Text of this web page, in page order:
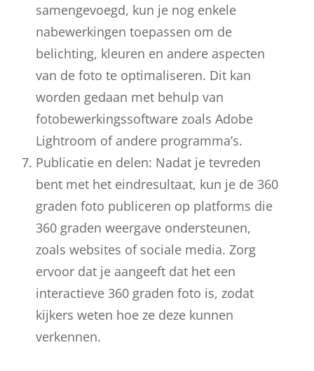
samengevoegd, kun je nog enkele
nabewerkingen toepassen om de
belichting, kleuren en andere aspecten
van de foto te optimaliseren. Dit kan
worden gedaan met behulp van
fotobewerkingssoftware zoals Adobe
Lightroom of andere programma’s.
Publicatie en delen: Nadat je tevreden
bent met het eindresultaat, kun je de 360
graden foto publiceren op platforms die
360 graden weergave ondersteunen,
zoals websites of sociale media. Zorg
ervoor dat je aangeeft dat het een
interactieve 360 graden foto is, zodat
kijkers weten hoe ze deze kunnen
verkennen.